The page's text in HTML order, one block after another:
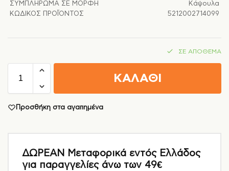
ΣΥΜΠΛΉΡΩΜΑ ΣΕ ΜΟΡΦΉ
Κάψουλα
ΚΩΔΙΚΌΣ ΠΡΟΪΌΝΤΟΣ
5212002714099
ΣΕ ΑΠΌΘΕΜΑ
ΚΑΛΑΘΙ
Προσθήκη στα αγαπημένα
ΔΩΡΕΑΝ Μεταφορικά εντός Ελλάδος
για παραγγελίες άνω των 49€